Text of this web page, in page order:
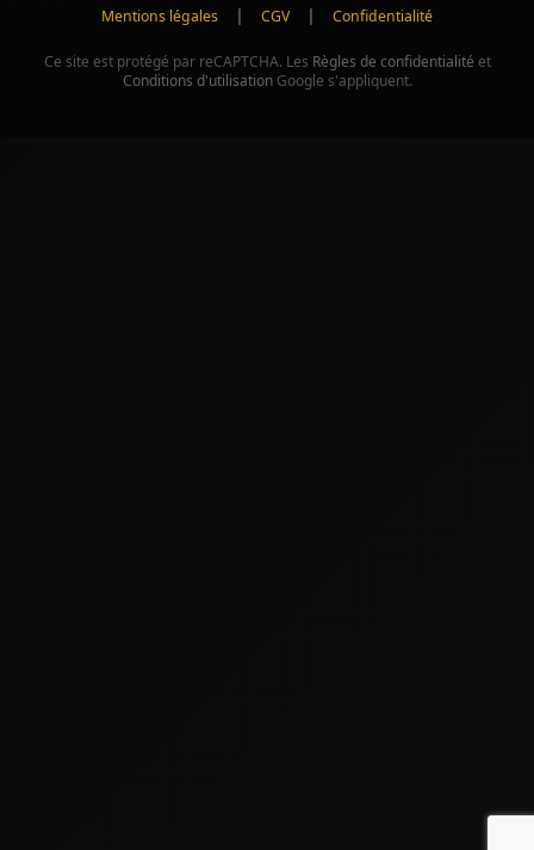
Mentions légales | CGV | Confidentialité
Ce site est protégé par reCAPTCHA. Les Règles de confidentialité et
Conditions d'utilisationGoogle s'appliquent.